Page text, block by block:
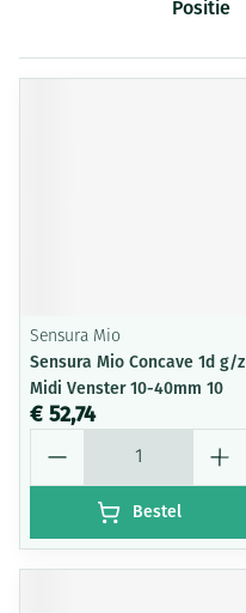
Sorteer op:
Sensura Mio
Sensura Mio Concave 1d g/z
Midi Venster 10-40mm 10
€ 52,74
Bestel